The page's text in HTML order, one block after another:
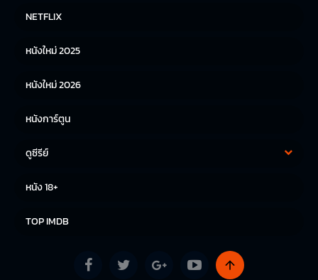
หนังญี่ปุ่น
NETFLIX
หนังใหม่ 2025
หนังใหม่ 2026
หนังการ์ตูน
ดูซีรีย์
หนัง 18+
TOP IMDB